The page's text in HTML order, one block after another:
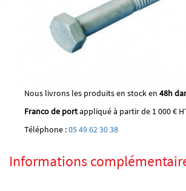
Nous livrons les produits en stock en 48h
Franco de portappliqué à partir de 1 000 €
Téléphone :05 49 62 30 38
Informations